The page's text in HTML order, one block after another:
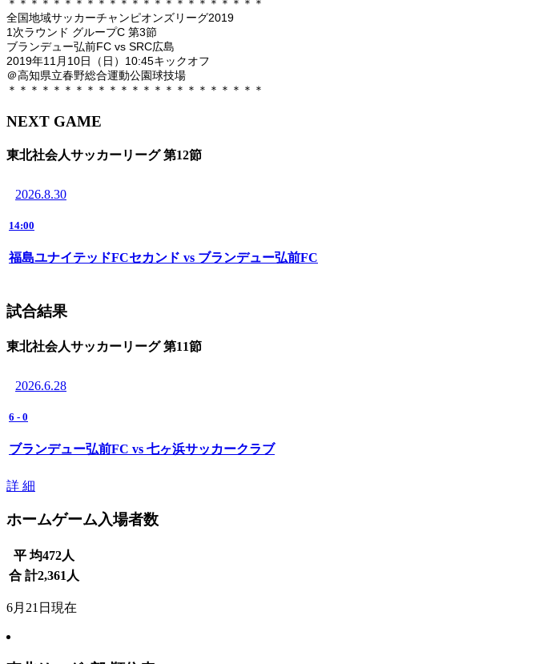
＊＊＊＊＊＊＊＊＊＊＊＊＊＊＊＊＊＊＊＊＊＊＊
全国地域サッカーチャンピオンズリーグ2019
1次ラウンド グループC 第3節
ブランデュー弘前FC vs SRC広島
2019年11月10日（日）10:45キックオフ
＠高知県立春野総合運動公園球技場
＊＊＊＊＊＊＊＊＊＊＊＊＊＊＊＊＊＊＊＊＊＊＊
NEXT GAME
東北社会人サッカーリーグ 第12節
2026.8.30
14:00
福島ユナイテッドFCセカンド vs ブランデュー弘前FC
試合結果
東北社会人サッカーリーグ 第11節
2026.6.28
6 - 0
ブランデュー弘前FC vs 七ヶ浜サッカークラブ
詳 細
ホームゲーム入場者数
平 均472人
合 計2,361 人
6月21日現在